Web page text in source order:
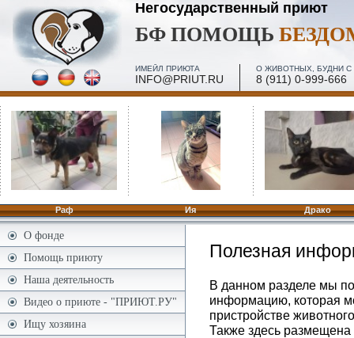
Негосударственный приют
БФ ПОМОЩЬ
ИМЕЙЛ ПРИЮТА
INFO@PRIUT.RU
О ЖИВОТНЫХ, БУДНИ С
8 (911) 0-999-666
ПОСЕЩЕНИЕ, МИНИ-ЭКСКУРСИИ - 2 И 4 ПЯТН.
Раф Ия Драко
Полезная
В данном разделе мы
информацию, которая
пристройстве
Также здесь
О фонде
Помощь приюту
Наша деятельность
Видео о приюте - "ПРИЮТ.РУ"
Ищу хозяина